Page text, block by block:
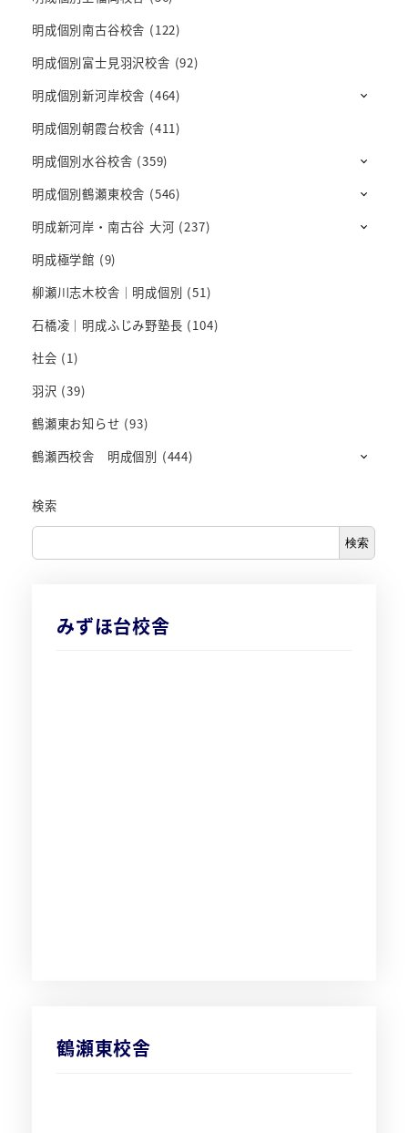
明成個別南古谷校舎 (122)
明成個別富士見羽沢校舎 (92)
明成個別新河岸校舎 (464)
明成個別朝霞台校舎 (411)
明成個別水谷校舎 (359)
明成個別鶴瀬東校舎 (546)
明成新河岸・南古谷 大河 (237)
明成極学館 (9)
柳瀬川志木校舎｜明成個別 (51)
石橋凌｜明成ふじみ野塾長 (104)
社会 (1)
羽沢 (39)
鶴瀬東お知らせ (93)
鶴瀬西校舎 明成個別 (444)
検索
検索
みずほ台校舎
鶴瀬東校舎